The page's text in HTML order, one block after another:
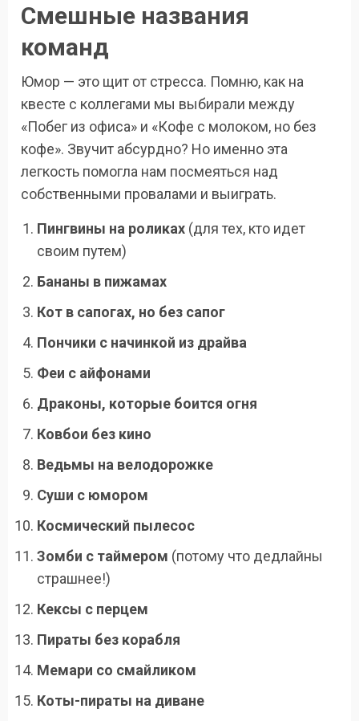
Смешные названия
команд
Юмор — это щит от стресса. Помню, как на
квесте с коллегами мы выбирали между
«Побег из офиса» и «Кофе с молоком, но без
кофе». Звучит абсурдно? Но именно эта
легкость помогла нам посмеяться над
собственными провалами и выиграть.
Пингвины на роликах (для тех, кто идет
своим путем)
Бананы в пижамах
Кот в сапогах, но без сапог
Пончики с начинкой из драйва
Феи с айфонами
Драконы, которые боится огня
Ковбои без кино
Ведьмы на велодорожке
Суши с юмором
Космический пылесос
Зомби с таймером (потому что дедлайны
страшнее!)
Кексы с перцем
Пираты без корабля
Мемари со смайликом
Коты-пираты на диване